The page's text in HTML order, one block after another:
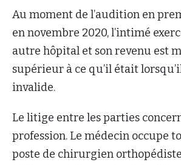
Au moment de l’audition en
en novembre 2020, l’intimé
autre hôpital et son revenu est
supérieur à ce qu’il était
invalide.
Le litige entre les parties
profession. Le médecin occupe
poste de chirurgien